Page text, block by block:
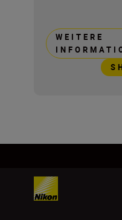
WEITERE